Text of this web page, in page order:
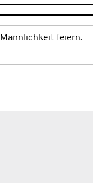
feiern.